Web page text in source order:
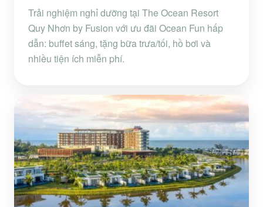
Trải nghiệm nghỉ dưỡng tại The Ocean Resort
Quy Nhơn by Fusion với ưu đãi Ocean Fun hấp
dẫn: buffet sáng, tặng bữa trưa/tối, hồ bơi và
nhiều tiện ích miễn phí.